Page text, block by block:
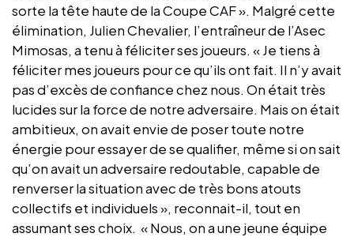
sorte la tête haute de la Coupe CAF ». Malgré cette
élimination, Julien Chevalier, l’entraîneur de l’Asec
Mimosas, a tenu à féliciter ses joueurs. « Je tiens à
féliciter mes joueurs pour ce qu’ils ont fait. Il n’y avait
pas d’excès de confiance chez nous. On était très
lucides sur la force de notre adversaire. Mais on était
ambitieux, on avait envie de poser toute notre
énergie pour essayer de se qualifier, même si on sait
qu’on avait un adversaire redoutable, capable de
renverser la situation avec de très bons atouts
collectifs et individuels », reconnait-il, tout en
assumant ses choix. « Nous, on a une jeune équipe